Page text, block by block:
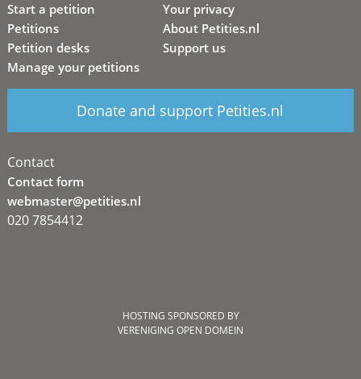
Start a petition
Petitions
Petition desks
Manage your petitions
Your privacy
About Petities.nl
Support us
Donate and support Petities.nl
Contact
Contact form
webmaster@petities.nl
020 7854412
HOSTING SPONSORED BY
VERENIGING OPEN DOMEIN